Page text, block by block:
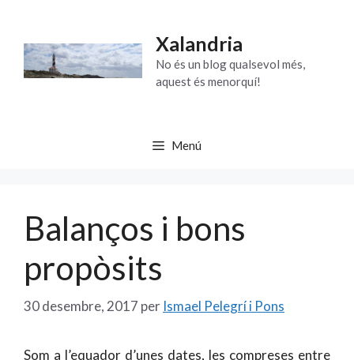
contingut
Xalandria
No és un blog qualsevol més,
aquest és menorquí!
Menú
Balanços i bons
propòsits
30 desembre, 2017 per Ismael Pelegrí i Pons
Som a l’equador d’unes dates, les compreses entre